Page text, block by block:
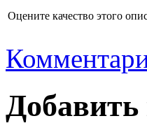
Оцените качество этого